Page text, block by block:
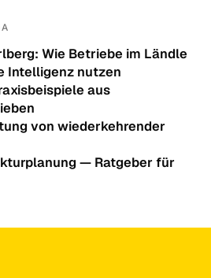
Wie Betriebe im Ländle
Intelligenz nutzen
aus
von wiederkehrender
— Ratgeber für